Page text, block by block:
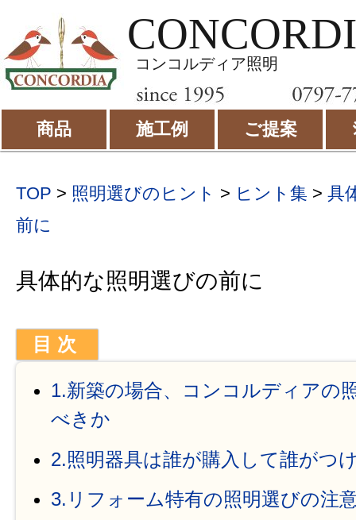
コンコルディア照明
商品 施工例 ご提案
TOP > 照明選びのヒント > ヒント集 > 具
前に
具体的な照明選びの前に
1.新築の場合、コンコルディアの
べきか
2.照明器具は誰が購入して誰がつ
3.リフォーム特有の照明選びの注